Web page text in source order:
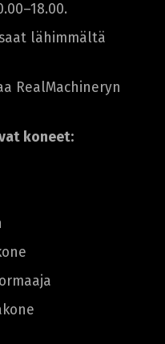
lähimmältä
RealMachineryn
koneet: